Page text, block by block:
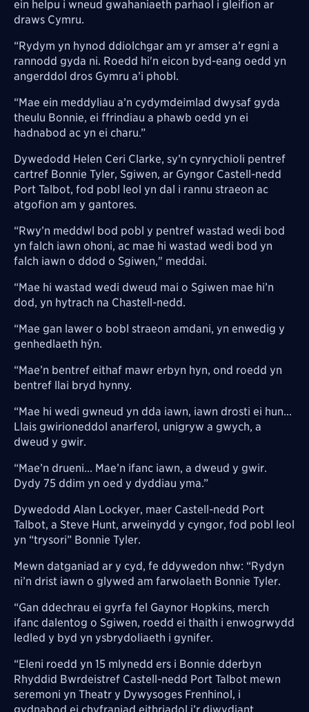
ein helpu i wneud gwahaniaeth parhaol i gleifion ar
draws Cymru.
“Rydym yn hynod ddiolchgar am yr amser a’r egni a
rannodd gyda ni. Roedd hi'n eicon byd-eang oedd yn
angerddol dros Gymru a’i phobl.
“Mae ein meddyliau a’n cydymdeimlad dwysaf gyda
theulu Bonnie, ei ffrindiau a phawb oedd yn ei
hadnabod ac yn ei charu.”
Dywedodd Helen Ceri Clarke, sy’n cynrychioli pentref
cartref Bonnie Tyler, Sgiwen, ar Gyngor Castell-nedd
Port Talbot, fod pobl leol yn dal i rannu straeon ac
atgofion am y gantores.
“Rwy’n meddwl bod pobl y pentref wastad wedi bod
yn falch iawn ohoni, ac mae hi wastad wedi bod yn
falch iawn o ddod o Sgiwen," meddai.
“Mae hi wastad wedi dweud mai o Sgiwen mae hi’n
dod, yn hytrach na Chastell-nedd.
“Mae gan lawer o bobl straeon amdani, yn enwedig y
genhedlaeth hŷn.
“Mae’n bentref eithaf mawr erbyn hyn, ond roedd yn
bentref llai bryd hynny.
“Mae hi wedi gwneud yn dda iawn, iawn drosti ei hun...
Llais gwirioneddol anarferol, unigryw a gwych, a
dweud y gwir.
“Mae’n drueni... Mae’n ifanc iawn, a dweud y gwir.
Dydy 75 ddim yn oed y dyddiau yma.”
Dywedodd Alan Lockyer, maer Castell-nedd Port
Talbot, a Steve Hunt, arweinydd y cyngor, fod pobl leol
yn “trysori” Bonnie Tyler.
Mewn datganiad ar y cyd, fe ddywedon nhw: “Rydyn
ni’n drist iawn o glywed am farwolaeth Bonnie Tyler.
“Gan ddechrau ei gyrfa fel Gaynor Hopkins, merch
ifanc dalentog o Sgiwen, roedd ei thaith i enwogrwydd
ledled y byd yn ysbrydoliaeth i gynifer.
“Eleni roedd yn 15 mlynedd ers i Bonnie dderbyn
Rhyddid Bwrdeistref Castell-nedd Port Talbot mewn
seremoni yn Theatr y Dywysoges Frenhinol, i
gydnabod ei chyfraniad eithriadol i’r diwydiant